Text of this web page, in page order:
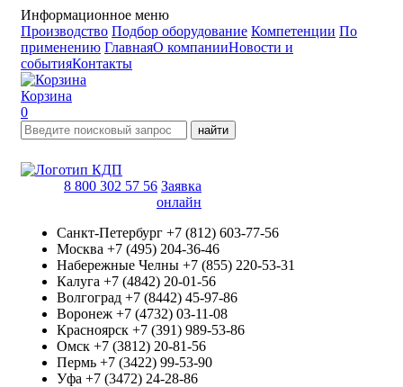
Информационное меню
Производство Подбор оборудование Компетенции По
применению ГлавнаяО компанииНовости и
событияКонтакты
Корзина
0
найти
8 800 302 57 56 Заявка
онлайн
Санкт-Петербург +7 (812) 603-77-56
Москва +7 (495) 204-36-46
Набережные Челны +7 (855) 220-53-31
Калуга +7 (4842) 20-01-56
Волгоград +7 (8442) 45-97-86
Воронеж +7 (4732) 03-11-08
Красноярск +7 (391) 989-53-86
Омск +7 (3812) 20-81-56
Пермь +7 (3422) 99-53-90
Уфа +7 (3472) 24-28-86